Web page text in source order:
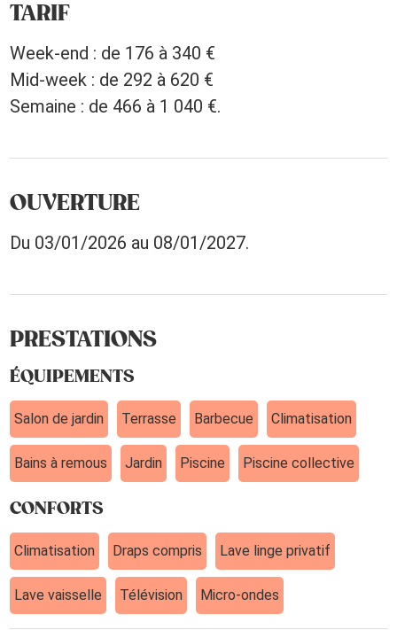
TARIF
Week-end : de 176 à 340 €
Mid-week : de 292 à 620 €
Semaine : de 466 à 1 040 €.
OUVERTURE
Du 03/01/2026 au 08/01/2027.
PRESTATIONS
ÉQUIPEMENTS
Salon de jardin Terrasse Barbecue Climatisation
Bains à remous Jardin Piscine Piscine collective
CONFORTS
Climatisation Draps compris Lave linge privatif
Lave vaisselle Télévision Micro-ondes